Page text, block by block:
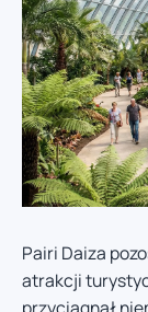
Pairi Daiza
atrakcji